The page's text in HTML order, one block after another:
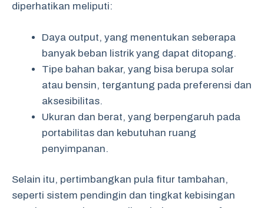
diperhatikan meliputi:
Daya output, yang menentukan seberapa
banyak beban listrik yang dapat ditopang.
Tipe bahan bakar, yang bisa berupa solar
atau bensin, tergantung pada preferensi dan
aksesibilitas.
Ukuran dan berat, yang berpengaruh pada
portabilitas dan kebutuhan ruang
penyimpanan.
Selain itu, pertimbangkan pula fitur tambahan,
seperti sistem pendingin dan tingkat kebisingan